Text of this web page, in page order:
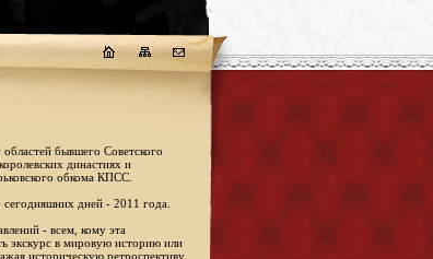
бывшего Советского
династиях и
обкома КПСС.
дней - 2011 года.
- всем, кому эта
экскурс в мировую историю или
историческую ретроспективу.